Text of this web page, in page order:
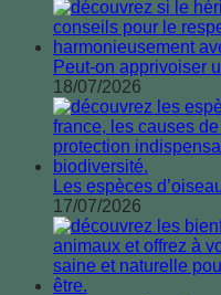
Peut-on apprivoiser
18/07/2026
Les espèces
17/07/2026